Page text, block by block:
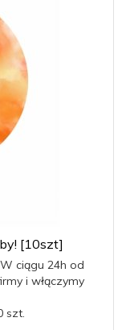
[10szt]
ciągu 24h od
i włączymy
szt.